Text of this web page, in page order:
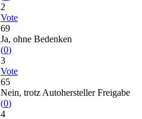
2
Vote
69
Ja, ohne Bedenken
(0)
3
Vote
65
Nein, trotz Autohersteller Freigabe
(0)
4